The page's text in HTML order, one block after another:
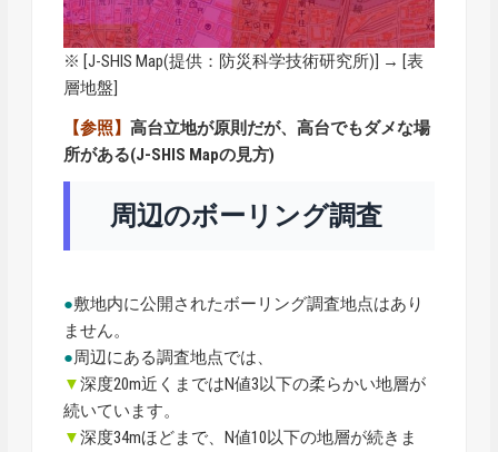
※ [J-SHIS Map(提供：防災科学技術研究所)] → [表
層地盤]
【参照】高台立地が原則だが、高台でもダメな場
所がある(J-SHIS Mapの見方)
周辺のボーリング調査
●敷地内に公開されたボーリング調査地点はあり
ません。
●周辺にある調査地点では、
▼深度20m近くまではN値3以下の柔らかい地層が
続いています。
▼深度34mほどまで、N値10以下の地層が続きま